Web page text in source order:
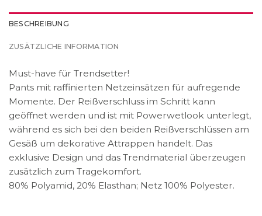
BESCHREIBUNG
ZUSÄTZLICHE INFORMATION
Must-have für Trendsetter!
Pants mit raffinierten Netzeinsätzen für aufregende
Momente. Der Reißverschluss im Schritt kann
geöffnet werden und ist mit Powerwetlook unterlegt,
während es sich bei den beiden Reißverschlüssen am
Gesäß um dekorative Attrappen handelt. Das
exklusive Design und das Trendmaterial überzeugen
zusätzlich zum Tragekomfort.
80% Polyamid, 20% Elasthan; Netz 100% Polyester.